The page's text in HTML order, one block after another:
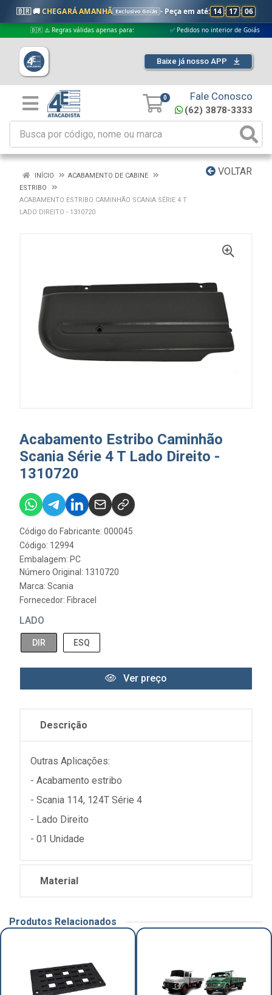
🇧🇷 🚚CHEGARÁ AMANHÃ Exclusivo Goiás - Peça em até: 14 : 17 : 05
🇧🇷 ⚠️ Regras válidas apenas para: ✅ Pedidos no interior de Goiás
Baixe já nosso APP
0 Fale Conosco
(62) 3878-3333
VOLTAR
INÍCIO
ACABAMENTO DE CABINE
ESTRIBO
ACABAMENTO ESTRIBO CAMINHÃO SCANIA SÉRIE 4 T
LADO DIREITO - 1310720
Acabamento Estribo Caminhão
Scania Série 4 T Lado Direito -
1310720
Código do Fabricante: 000045
Código: 12994
Embalagem: PC
Número Original: 1310720
Marca: Scania
Fornecedor: Fibracel
LADO
DIR ESQ
Ver preço
Descrição
Outras Aplicações:
- Acabamento estribo
- Scania 114, 124T Série 4
- Lado Direito
- 01 Unidade
Material
Produtos Relacionados